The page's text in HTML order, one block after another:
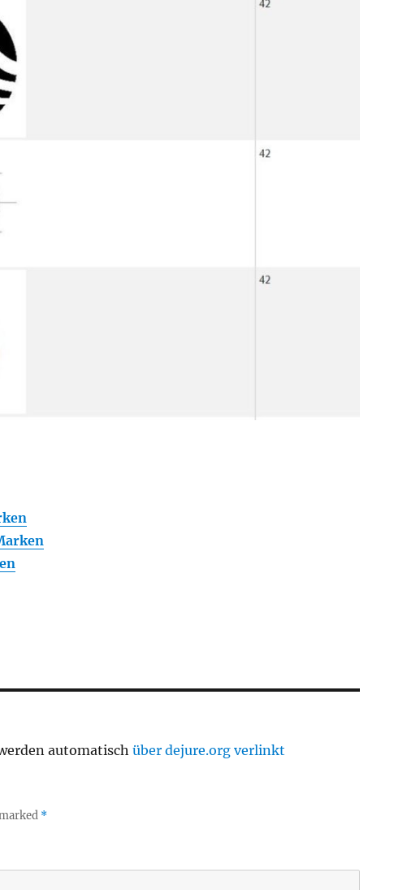
automatischüber dejure.org verlinkt
*